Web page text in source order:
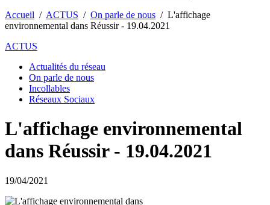
Accueil / ACTUS / On parle de nous / L'affichage
environnemental dans Réussir - 19.04.2021
ACTUS
Actualités du réseau
On parle de nous
Incollables
Réseaux Sociaux
L'affichage environnemental
dans Réussir - 19.04.2021
19/04/2021